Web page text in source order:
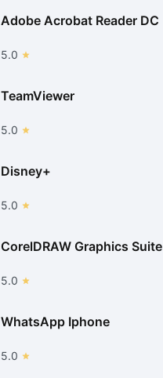
Adobe Acrobat Reader DC
5.0
TeamViewer
5.0
Disney+
5.0
CorelDRAW Graphics Suite
5.0
WhatsApp Iphone
5.0